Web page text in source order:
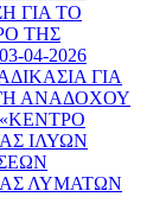
ΓΙΑ ΤΟ
ΤΗΣ
04-2026
ΓΙΑ
ΑΝΑΔΟΧΟΥ
ΙΛΥΩΝ
ΛΥΜΑΤΩΝ